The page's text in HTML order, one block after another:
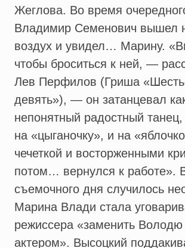
Жеглова. Во время
Владимир Семенович вышел
воздух и увидел… Марину.
чтобы броситься к ней, —
Лев Перфилов (Гриша
девять»), — он затанцевал
непонятный радостный
на «цыганочку», и на
чечеткой и восторженными
потом… вернулся к работе».
съемочного дня случилось
Марина Влади стала
режиссера «заменить Володю
актером». Высоцкий